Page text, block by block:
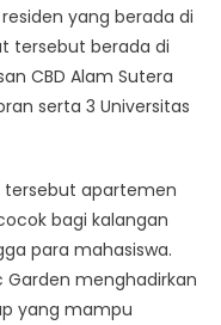
yang berada di
tersebut berada di
CBD Alam Sutera
serta 3 Universitas
tersebut apartemen
bagi kalangan
para mahasiswa.
menghadirkan
yang mampu